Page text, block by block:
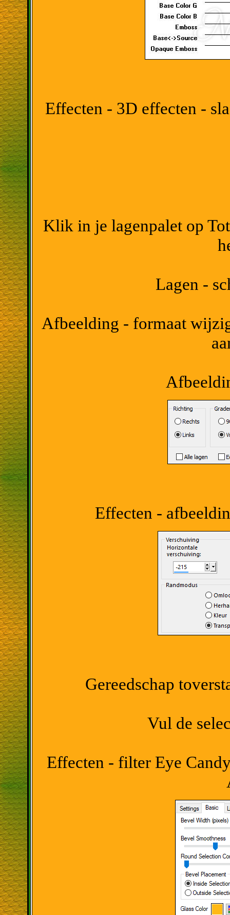
Effecten - 3D effecten -
Klik in je lagenpalet op
Lagen -
Afbeelding - formaat
Effecten -
Gereedschap
Vul de
Effecten - filter Eye